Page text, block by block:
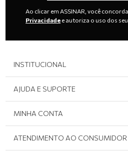
Ao clicar em ASSINAR, você
Privacidade e autoriza o uso dos
INSTITUCIONAL
Área do Lojista
AJUDA E SUPORTE
Políticas de Privacidade
MINHA CONTA
Meus pedidos
ATENDIMENTO AO CONSUMIDOR